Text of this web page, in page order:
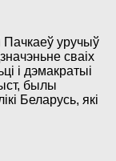
уручыў
сваіх
і дэмакратыі
былы
Беларусь, які